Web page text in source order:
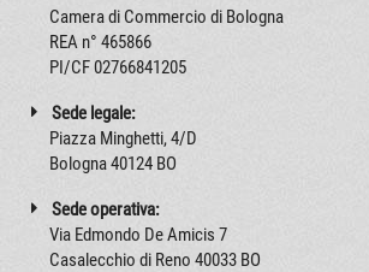
Camera di Commercio di Bologna
REA n° 465866
PI/CF 02766841205
Sede legale:
Piazza Minghetti, 4/D
Bologna 40124 BO
Sede operativa:
Via Edmondo De Amicis 7
Casalecchio di Reno 40033 BO